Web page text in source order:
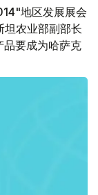
地区发展展会
坦农业部副部长
品要成为哈萨克